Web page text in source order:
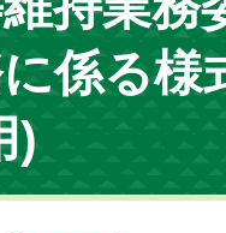
係る様
)